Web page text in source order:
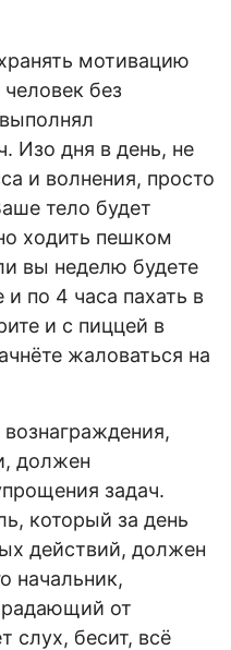
мотивацию
без
Изо дня в день, не
и волнения, просто
тело будет
ходить пешком
вы неделю будете
по 4 часа пахать в
и с пиццей в
жаловаться на
должен
задач.
который за день
действий, должен
начальник,
от
слух, бесит, всё